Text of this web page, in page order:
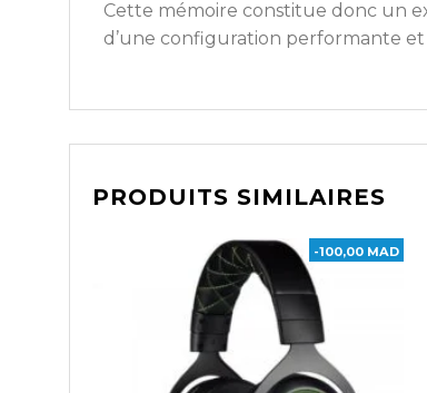
Cette mémoire constitue donc un
d’une configuration performante et
PRODUITS SIMILAIRES
-100,00 MAD